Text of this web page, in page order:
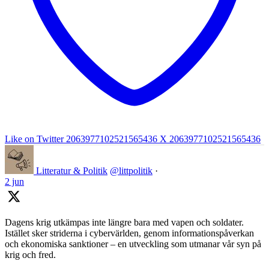
Like on Twitter 2063977102521565436 X 2063977102521565436
Litteratur & Politik @littpolitik ·
2 jun
Dagens krig utkämpas inte längre bara med vapen och soldater.
Istället sker striderna i cybervärlden, genom informationspåverkan
och ekonomiska sanktioner – en utveckling som utmanar vår syn på
krig och fred.